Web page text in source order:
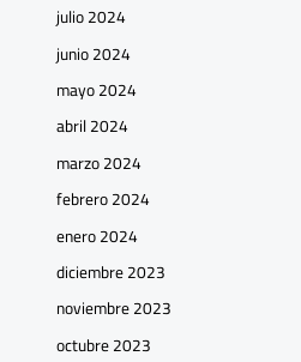
julio 2024
junio 2024
mayo 2024
abril 2024
marzo 2024
febrero 2024
enero 2024
diciembre 2023
noviembre 2023
octubre 2023